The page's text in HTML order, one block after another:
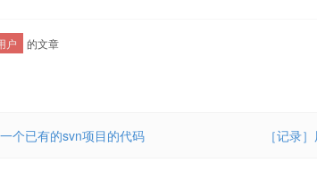
户 的文章
个已有的svn项目的代码 ［记录